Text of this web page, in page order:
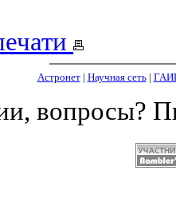
Астронет| Научная сеть|
вопросы?